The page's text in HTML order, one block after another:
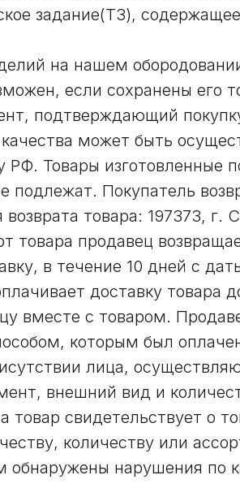
задание(ТЗ),
на нашем
если сохранены его
подтверждающий
может быть
РФ. Товары изготовленные
подлежат. Покупатель
товара: 197373, г.
товара продавец
в течение 10 дней с
доставку товара
вместе с товаром.
которым был
лица,
внешний вид и
свидетельствует о
количеству или
обнаружены нарушения по